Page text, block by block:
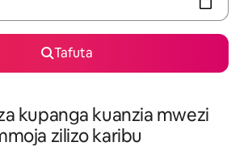
Tafuta
kupanga kuanzia mwezi
zilizo karibu